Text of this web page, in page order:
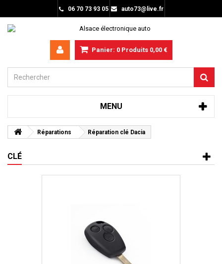
06 70 73 93 05 auto73@live.fr
Panier: 0 Produits 0,00 €
MENU
Réparations Réparation clé Dacia
CLÉ